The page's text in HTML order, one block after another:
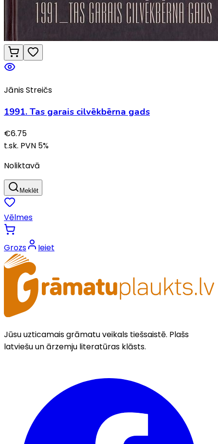
Jānis Streičs
1991. Tas garais cilvēkbērna gads
€6.75
t.sk. PVN 5%
Noliktavā
Meklēt
Vēlmes
Grozs Ieiet
Jūsu uzticamais grāmatu veikals tiešsaistē. Plašs
latviešu un ārzemju literatūras klāsts.